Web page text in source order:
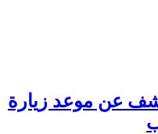
عن موعد زيارة